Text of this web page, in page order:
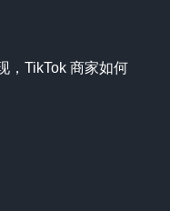
，TikTok 商家如何